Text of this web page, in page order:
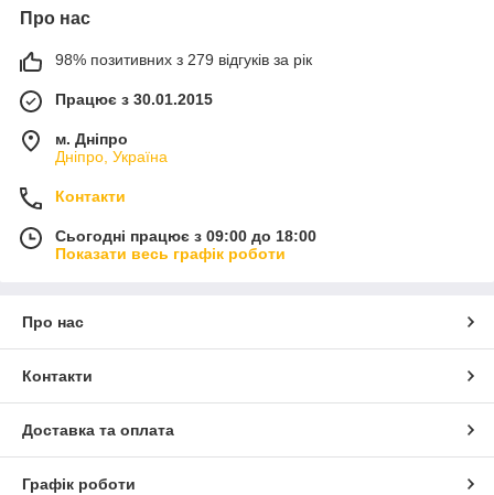
Про нас
98% позитивних з 279 відгуків за рік
Працює з 30.01.2015
м. Дніпро
Дніпро, Україна
Контакти
Сьогодні працює з 09:00 до 18:00
Показати весь графік роботи
Про нас
Контакти
Доставка та оплата
Графік роботи